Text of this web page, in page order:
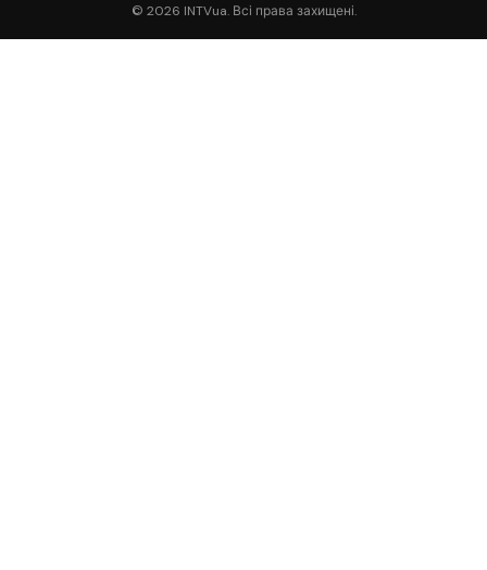
© 2026 INTVua. Всі права захищені.